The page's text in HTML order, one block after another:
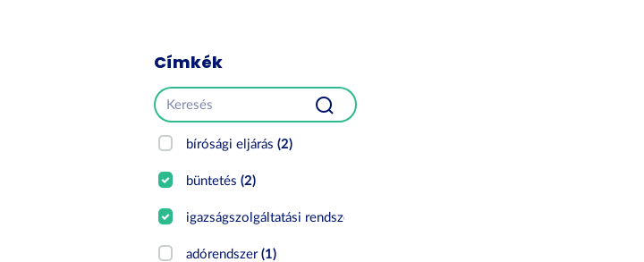
Címkék
bírósági eljárás(2)
büntetés(2)
igazságszolgáltatási rendszer
adórendszer(1)